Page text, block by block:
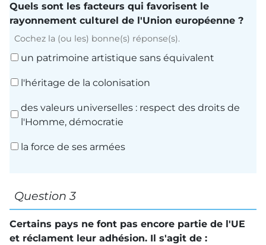
Quels sont les facteurs qui favorisent le
rayonnement culturel de l'Union européenne ?
Cochez la (ou les) bonne(s) réponse(s).
un patrimoine artistique sans équivalent
l'héritage de la colonisation
des valeurs universelles : respect des droits de
l'Homme, démocratie
la force de ses armées
Question 3
Certains pays ne font pas encore partie de l'UE
et réclament leur adhésion. Il s'agit de :